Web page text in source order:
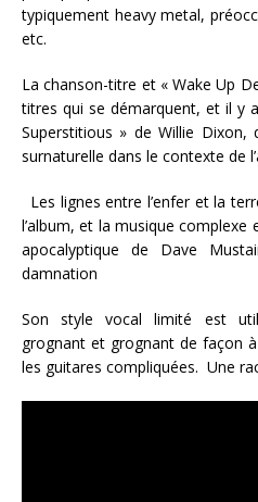
typiquement heavy metal,
etc.
La chanson-titre et « Wake Up
titres qui se démarquent, et il y
Superstitious » de Willie
surnaturelle dans le contexte de
Les lignes entre l’enfer et la
l’album, et la musique
apocalyptique de Dave
damnation
Son style vocal limité est
grognant et grognant de façon
les guitares compliquées. Une